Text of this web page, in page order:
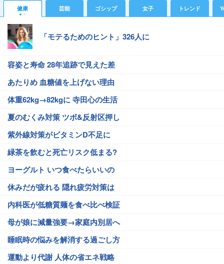
健康 芸能 ゴシップ 女子 トレンド
「モテるためのヒント」326人に
容姿と寿命 28年追跡で見えた差
あたりめ 血糖値を上げない理由
体重62kg→82kgに 寺田心の生活
夏のむくみ対策 ツボ&反射区押し
紫外線対策がビタミンD不足に
緑茶を飲むと死亡リスク低まる?
ヨーグルト いつ食べたらいいの
休みだが疲れる 隠れ疲労対策は
内科医が低糖質麺を食べ比べ検証
母が娘に減量強要→家庭内別居へ
睡眠時の悩みを解消する過ごし方
運動より代謝 人体の省エネ戦略